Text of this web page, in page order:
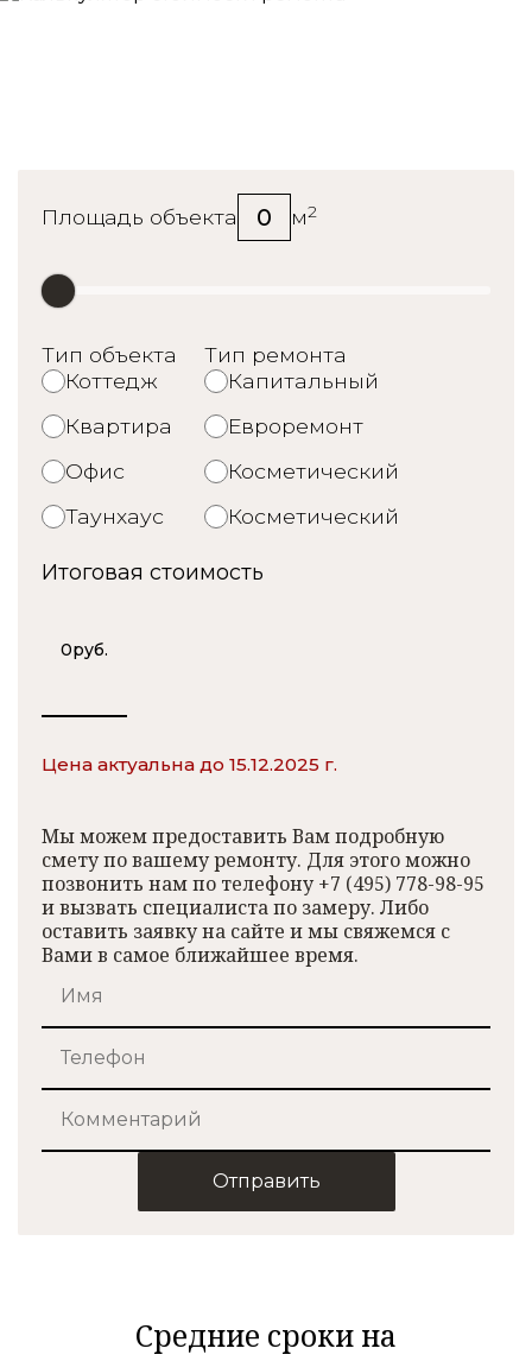
Площадь объекта 0 м2
Тип объекта
Коттедж
Квартира
Офис
Таунхаус
Тип ремонта
Капитальный
Евроремонт
Косметический
Косметический
Итоговая стоимость
0руб.
Цена актуальна до 15.12.2025 г.
Мы можем предоставить Вам подробную
смету по вашему ремонту. Для этого можно
позвонить нам по телефону +7 (495) 778-98-95
и вызвать специалиста по замеру. Либо
оставить заявку на сайте и мы свяжемся с
Вами в самое ближайшее время.
Отправить
Средние сроки на